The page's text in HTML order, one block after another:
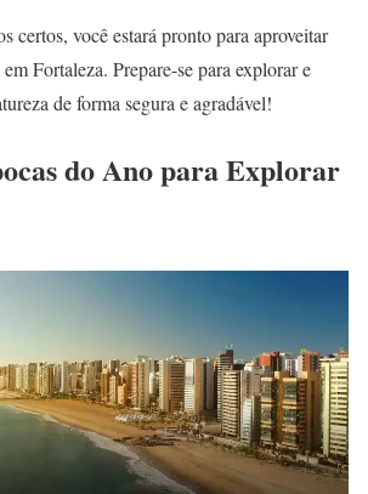
certos, você estará pronto para aproveitar
Fortaleza. Prepare-se para explorar e
de forma segura e agradável!
do Ano para Explorar